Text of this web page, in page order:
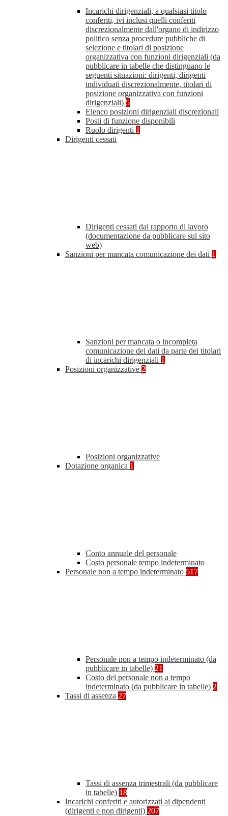
Incarichi dirigenziali, a qualsiasi titolo
conferiti, ivi inclusi quelli conferiti
discrezionalmente dall'organo di indirizzo
politico senza procedure pubbliche di
selezione e titolari di posizione
organizzativa con funzioni dirigenziali (da
pubblicare in tabelle che distinguano le
seguenti situazioni: dirigenti, dirigenti
individuati discrezionalmente, titolari di
posizione organizzativa con funzioni
dirigenziali) 5
Elenco posizioni dirigenziali discrezionali
Posti di funzione disponibili
Ruolo dirigenti 1
Dirigenti cessati
Dirigenti cessati dal rapporto di lavoro
(documentazione da pubblicare sul sito
web)
Sanzioni per mancata comunicazione dei dati 1
Sanzioni per mancata o incompleta
comunicazione dei dati da parte dei titolari
di incarichi dirigenziali 1
Posizioni organizzative 2
Posizioni organizzative
Dotazione organica 1
Conto annuale del personale
Costo personale tempo indeterminato
Personale non a tempo indeterminato 517
Personale non a tempo indeterminato (da
pubblicare in tabelle) 21
Costo del personale non a tempo
indeterminato (da pubblicare in tabelle) 2
Tassi di assenza 27
Tassi di assenza trimestrali (da pubblicare
in tabelle) 18
Incarichi conferiti e autorizzati ai dipendenti
(dirigenti e non dirigenti) 207